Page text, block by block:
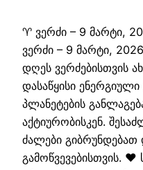
♈ ვერძი – 9 მარტი,
ვერძი – 9 მარტი,
დღეს ვერძებისთვის
დასაწყისი
პლანეტების
აქტიურობისკენ.
ძალები
გამოწვევებისთვის.